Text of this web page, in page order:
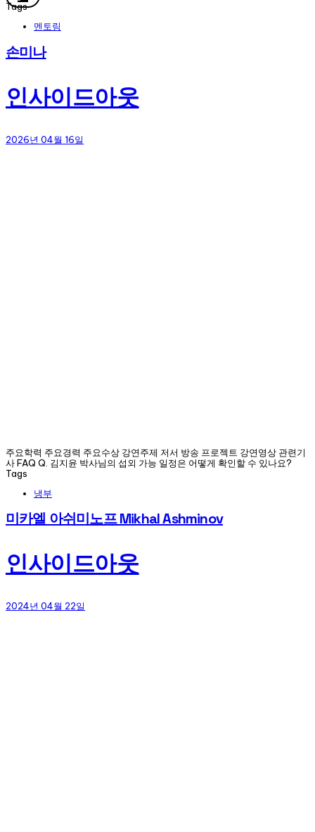
Tags
멘토링
손미나
인사이드아웃
2026년 04월 16일
주요학력 주요경력 주요수상 강연주제 저서 방송 프로젝트 강연영상 관련기
사 FAQ Q. 김지윤 박사님의 섭외 가능 일정은 어떻게 확인할 수 있나요?
Tags
냉부
미카엘 아쉬미노프 Mikhal Ashminov
인사이드아웃
2024년 04월 22일